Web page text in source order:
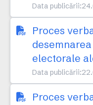
Data publicării:
Proces
electorale
Data publicării:
Proces